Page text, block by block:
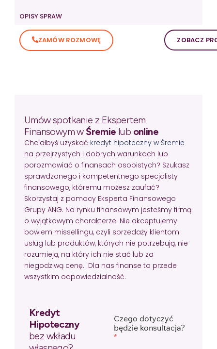
OPISY SPRAW
ZAMÓW ROZMOWĘ ZOBACZ
Umów spotkanie z Ekspertem
Finansowym wŚremie lub online
Chciałbyś uzyskać kredyt hipoteczny w Śremie
na przejrzystych i dobrych warunkach lub
porozmawiać o finansach osobistych? Szukasz
sprawdzonego i kompetentnego specjalisty
finansowego, któremu możesz zaufać?
Skorzystaj z pomocy Eksperta Finansowego
Grupy ANG. Na rynku finansowym jesteśmy firmą
o wyjątkowym charakterze. Nie akceptujemy
bowiem missellingu, czyli sprzedaży klientom
usług lub produktów, których nie potrzebują, nie
rozumieją, na który ich nie stać lub za
niegodziwą cenę. Dla nas finanse to przede
wszystkim odpowiedzialność.
Kredyt
Hipoteczny
bez wkładu
Czego dotyczyć
będzie konsultacja?
*